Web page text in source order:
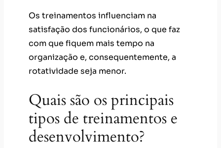
Os treinamentos influenciam na
satisfação dos funcionários, o que faz
com que fiquem mais tempo na
organização e, consequentemente, a
rotatividade seja menor.
Quais são os principais
tipos de treinamentos e
desenvolvimento?